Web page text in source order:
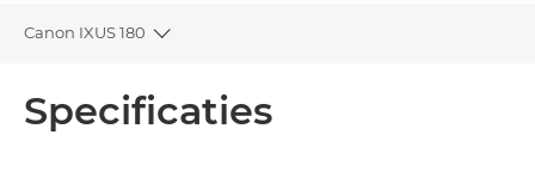
Canon IXUS 180
Toggle breadcrumbs
Specificaties